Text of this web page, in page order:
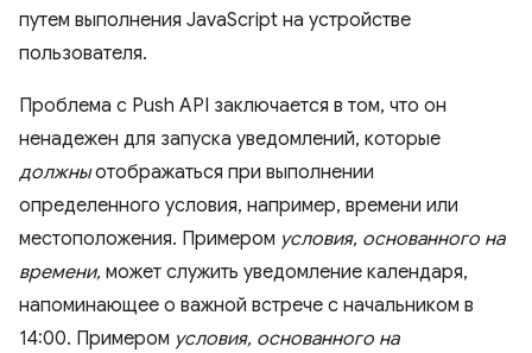
путем выполнения JavaScript на устройстве
пользователя.
Проблема с Push API заключается в том, что он
ненадежен для запуска уведомлений, которые
должныотображаться при выполнении
определенного условия, например, времени или
местоположения. Примером условия, основанного на
времени, может служить уведомление календаря,
напоминающее о важной встрече с начальником в
14:00. Примером условия, основанного на